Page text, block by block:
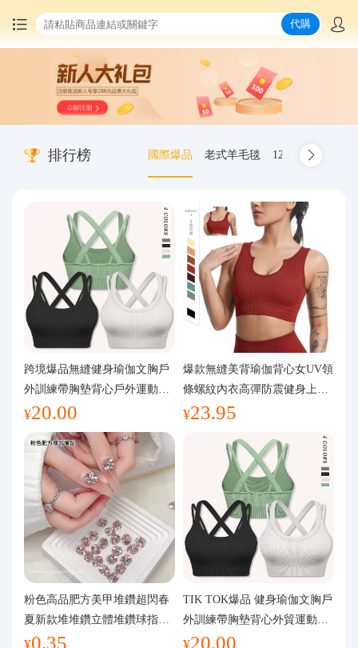
中國商品代購
集運服務
最新公告
物流資訊
代購問答
關於我們
代購
排行榜 國際爆品 老式羊毛毯 12.00-20 truck
跨境爆品無縫健身瑜伽文胸戶
外訓練帶胸墊背心戶外運動瑜
伽服女
¥20.00
爆款無縫美背瑜伽背心女UV領
條螺紋內衣高彈防震健身上裝
運動文胸
¥23.95
粉色高品肥方美甲堆鑽超閃春
夏新款堆堆鑽立體堆鑽球指甲
裝飾品
0.35
TIK TOK爆品 健身瑜伽文胸戶
外訓練帶胸墊背心外貿運動瑜
伽服女
20.00